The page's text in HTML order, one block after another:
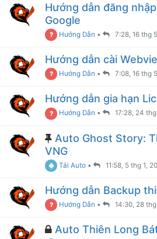
Hướng dẫn đăng
Google
Hướng Dẫn • 7:28, 16 thg
Hướng dẫn cài
Hướng Dẫn • 7:08, 16 thg
Hướng dẫn gia hạn
Hướng Dẫn • 17:28, 24
Auto Ghost Story:
VNG
Tải Auto • 11:58, 5 thg 1,
Hướng dẫn Backup
Hướng Dẫn • 14:30, 28 thg
Auto Thiên Long